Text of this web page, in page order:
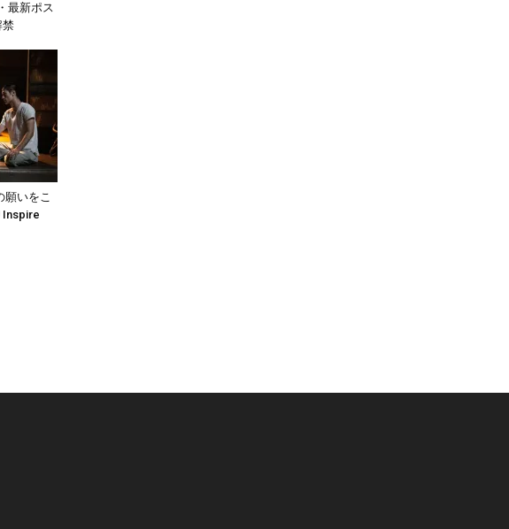
最新ポス
禁
願いをこ
Inspire